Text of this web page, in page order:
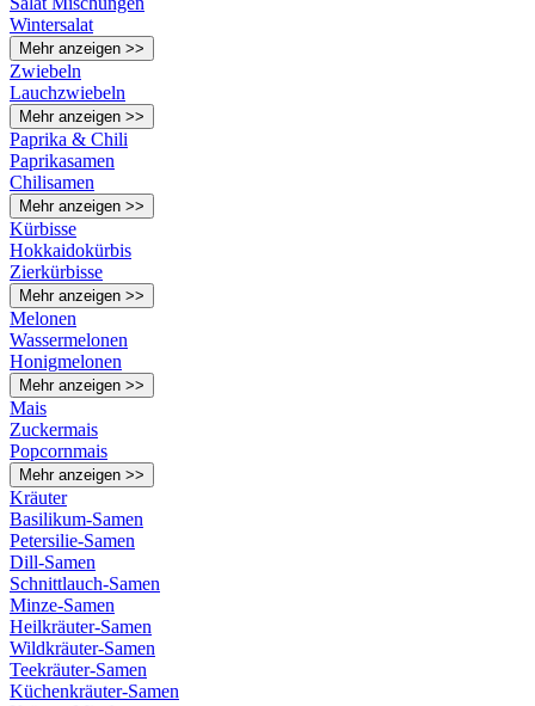
Wintersalat
Mehr anzeigen >>
Zwiebeln
Lauchzwiebeln
Mehr anzeigen >>
Paprika & Chili
Paprikasamen
Chilisamen
Mehr anzeigen >>
Kürbisse
Hokkaidokürbis
Zierkürbisse
Mehr anzeigen >>
Melonen
Wassermelonen
Honigmelonen
Mehr anzeigen >>
Mais
Zuckermais
Popcornmais
Mehr anzeigen >>
Kräuter
Basilikum-Samen
Petersilie-Samen
Dill-Samen
Schnittlauch-Samen
Minze-Samen
Heilkräuter-Samen
Wildkräuter-Samen
Teekräuter-Samen
Küchenkräuter-Samen